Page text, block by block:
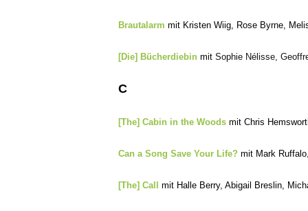
Brautalarm mit Kristen Wiig, Rose Byrne,
[Die] Bücherdiebin mit Sophie Nélisse,
C
[The] Cabin in the Woods mit Chris
Can a Song Save Your Life? mit Mark
[The] Call mit Halle Berry, Abigail Breslin,